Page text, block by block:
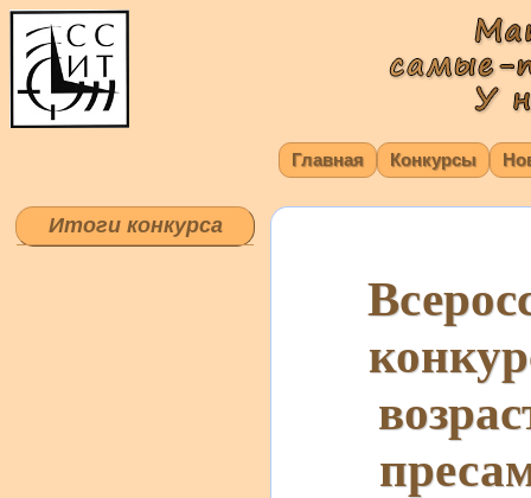
Главная Конкурсы
Итоги конкурса